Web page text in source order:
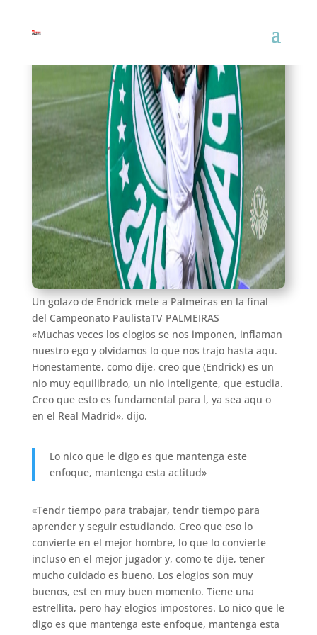
El aviso a la explosin de Endrick: «Tiene una
estrellita, pero hay elogios impostores»
Abel Ferreira, entrenador del Palmeiras, habla del
estado de forma de Endricky avisa al jugador de
mantener el foco para convertirse en uno de los
mejores jugadores del mundo.
Un golazo de Endrick mete a Palmeiras en la final
del Campeonato PaulistaTV PALMEIRAS
«Muchas veces los elogios se nos imponen, inflaman
nuestro ego y olvidamos lo que nos trajo hasta aqu.
Honestamente, como dije, creo que (Endrick) es un
nio muy equilibrado, un nio inteligente, que estudia.
Creo que esto es fundamental para l, ya sea aqu o
en el Real Madrid», dijo.
Lo nico que le digo es que mantenga este
enfoque, mantenga esta actitud»
«Tendr tiempo para trabajar, tendr tiempo para
aprender y seguir estudiando. Creo que eso lo
convierte en el mejor hombre, lo que lo convierte
incluso en el mejor jugador y, como te dije, tener
mucho cuidado es bueno. Los elogios son muy
buenos, est en muy buen momento. Tiene una
estrellita, pero hay elogios impostores. Lo nico que le
digo es que mantenga este enfoque, mantenga esta